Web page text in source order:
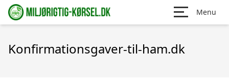
Menu
Konfirmationsgaver-til-ham.dk